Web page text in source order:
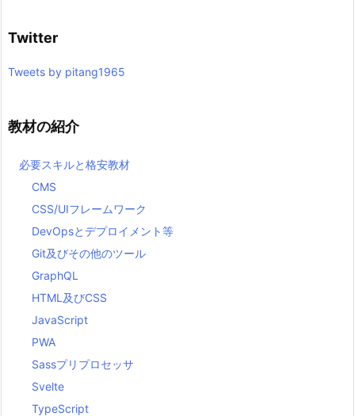
Twitter
Tweets by pitang1965
教材の紹介
必要スキルと格安教材
CMS
CSS/UIフレームワーク
DevOpsとデプロイメント等
Git及びその他のツール
GraphQL
HTML及びCSS
JavaScript
PWA
Sassプリプロセッサ
Svelte
TypeScript